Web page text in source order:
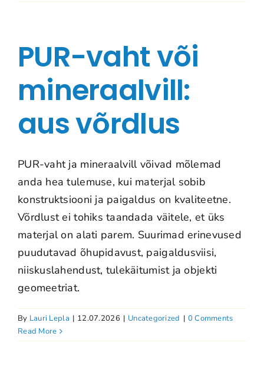
PUR-vaht või
mineraalvill:
aus võrdlus
PUR-vaht ja mineraalvill võivad mõlemad
anda hea tulemuse, kui materjal sobib
konstruktsiooni ja paigaldus on kvaliteetne.
Võrdlust ei tohiks taandada väitele, et üks
materjal on alati parem. Suurimad erinevused
puudutavad õhupidavust, paigaldusviisi,
niiskuslahendust, tulekäitumist ja objekti
geomeetriat.
By Lauri Lepla | 12.07.2026 | Uncategorized | 0 Comments
Read More